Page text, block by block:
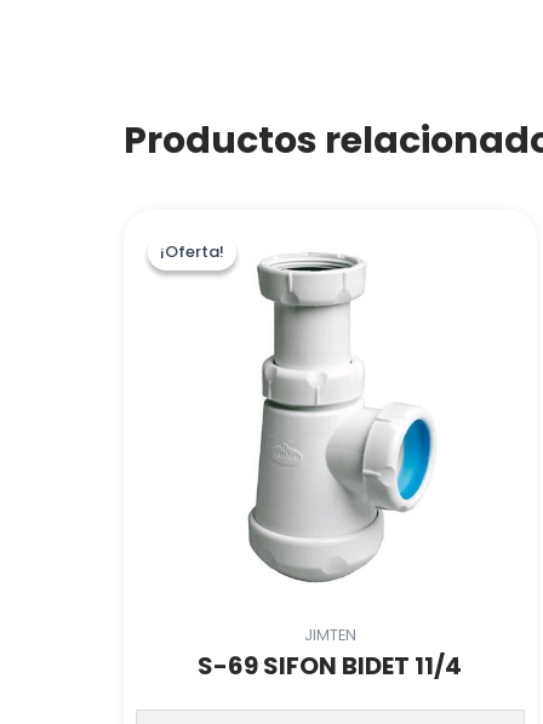
Productos
¡Oferta!
¡Oferta!
JIMTEN
S-69 SIFON BIDET 11/4